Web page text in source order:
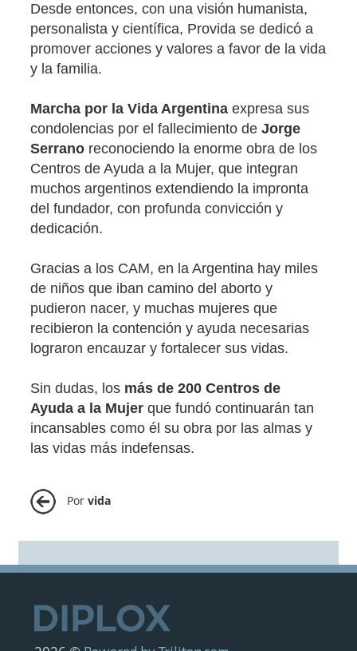
Desde entonces, con una visión humanista,
personalista y científica, Provida se dedicó a
promover acciones y valores a favor de la vida
y la familia.
Marcha por la Vida Argentina expresa sus
condolencias por el fallecimiento deJorge
Serrano reconociendo la enorme obra de los
Centros de Ayuda a la Mujer, que integran
muchos argentinos extendiendo la impronta
del fundador, con profunda convicción y
dedicación.
Gracias a los CAM, en la Argentina hay miles
de niños que iban camino del aborto y
pudieron nacer, y muchas mujeres que
recibieron la contención y ayuda necesarias
lograron encauzar y fortalecer sus vidas.
Sin dudas, los más de 200 Centros de
Ayuda a la Mujer que fundó continuarán tan
incansables como él su obra por las almas y
las vidas más indefensas.
Porvida